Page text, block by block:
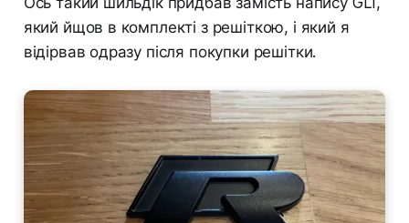
який йщов в комплекті з решіткою, і який я
відірвав одразу після покупки решітки.